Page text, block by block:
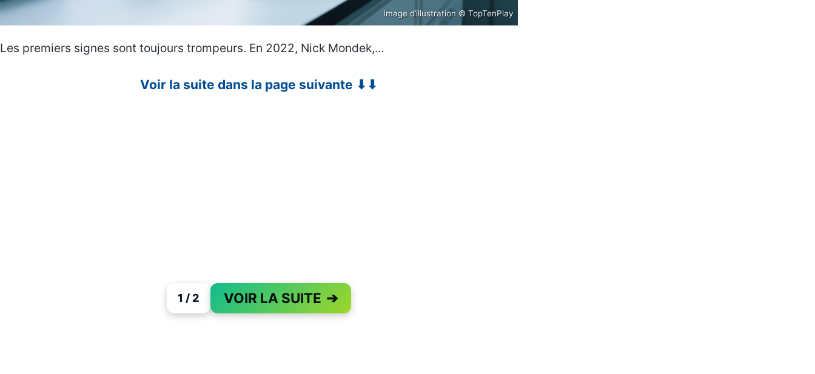
Image d’illustration © TopTenPlay
Les premiers signes sont toujours trompeurs. En 2022, Nick Mondek,…
Voir la suite dans la page suivante ⬇⬇
1 / 2 VOIR LA SUITE ➔
PAGE 1 OF 2